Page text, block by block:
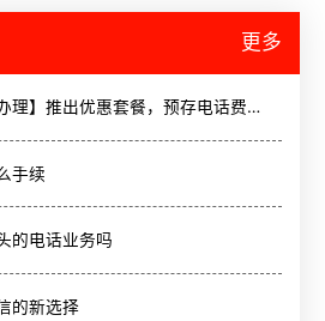
更多
【超值400电话号码办理】推出优惠套餐，预存电话费即可开通
手续
的电话业务吗
的新选择